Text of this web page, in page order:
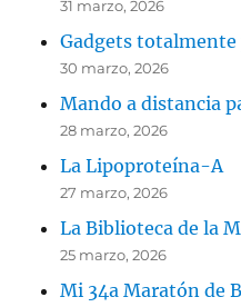
31 marzo, 2026
Gadgets
30 marzo, 2026
Mando a distancia
28 marzo, 2026
La Lipoproteína-A
27 marzo, 2026
La Biblioteca de la
25 marzo, 2026
Mi 34a Maratón de